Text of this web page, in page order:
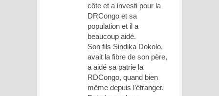
côte et a investi pour la
DRCongo et sa
population et il a
beaucoup aidé.
Son fils Sindika Dokolo,
avait la fibre de son père,
a aidé sa patrie la
RDCongo, quand bien
même depuis l’étranger.